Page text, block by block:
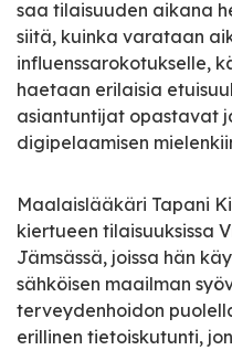
saa tilaisuuden aikana
siitä, kuinka varataan
influenssarokotukselle,
haetaan erilaisia
asiantuntijat opastavat
digipelaamisen
Maalaislääkäri Tapani
kiertueen tilaisuuksissa
Jämsässä, joissa hän
sähköisen maailman
terveydenhoidon
erillinen tietoiskutunti,